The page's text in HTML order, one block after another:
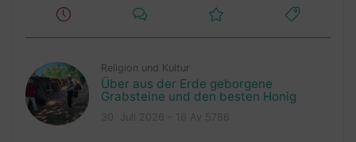
Religion und Kultur
Über aus der Erde geborgene
Grabsteine und den besten Honig